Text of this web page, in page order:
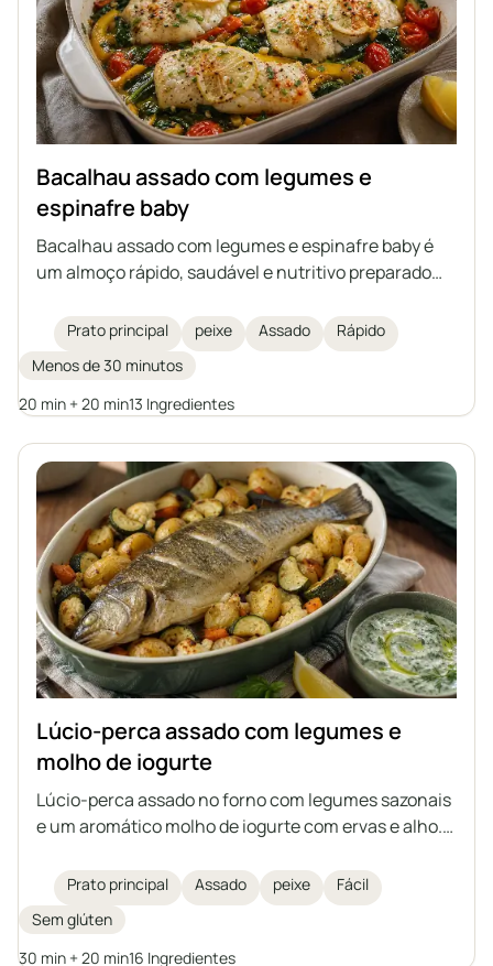
Bacalhau assado com legumes e
espinafre baby
Bacalhau assado com legumes e espinafre baby é
um almoço rápido, saudável e nutritivo preparado
são assados sobre legumes com a adição de
especiarias aromáticas, azeite e manteiga
clarificada. Uma excelente sugestão de prato
principal para toda a família.
Prato principal peixe Assado
Rápido
Menos de 30 minutos
20 min + 20 min13 Ingredientes
Lúcio-perca assado com legumes e
molho de iogurte
Lúcio-perca assado no forno com legumes sazonais
e um aromático molho de iogurte com ervas e alho.
pode ser preparado com outro peixe de porte médio,
seja de água doce ou salgada.
Prato principal Assado peixe
Fácil
Sem glúten
30 min + 20 min16 Ingredientes